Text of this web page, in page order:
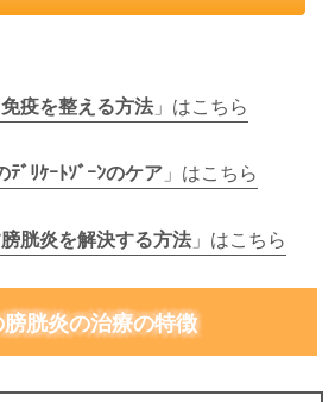
疫を整える方法 」はこちら
ﾃﾞﾘｹｰﾄｿﾞｰﾝのケア 」はこちら
胱炎を解決する方法 」はこちら
膀胱炎の治療の特徴